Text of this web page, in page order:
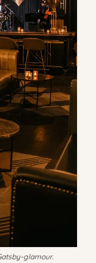
glamour.